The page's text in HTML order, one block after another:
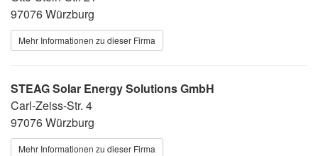
97076 Würzburg
Mehr Informationen zu dieser Firma
STEAG Solar Energy Solutions GmbH
Carl-Zeiss-Str. 4
97076 Würzburg
Mehr Informationen zu dieser Firma